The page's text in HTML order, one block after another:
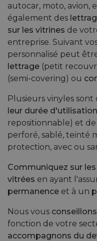
autocar, moto, avion,
également des
sur les vitrines de
entreprise. Suivant
personnalisé peut
lettrage (petit
(semi-covering) ou
Plusieurs vinyles
leur durée d'utilisation
repositionnable) et de
perforé, sablé, teinté
protection, avec ou
Communiquez sur
vitrées en ayant
permanence et à un
Nous vous
fonction de votre
accompagnons du